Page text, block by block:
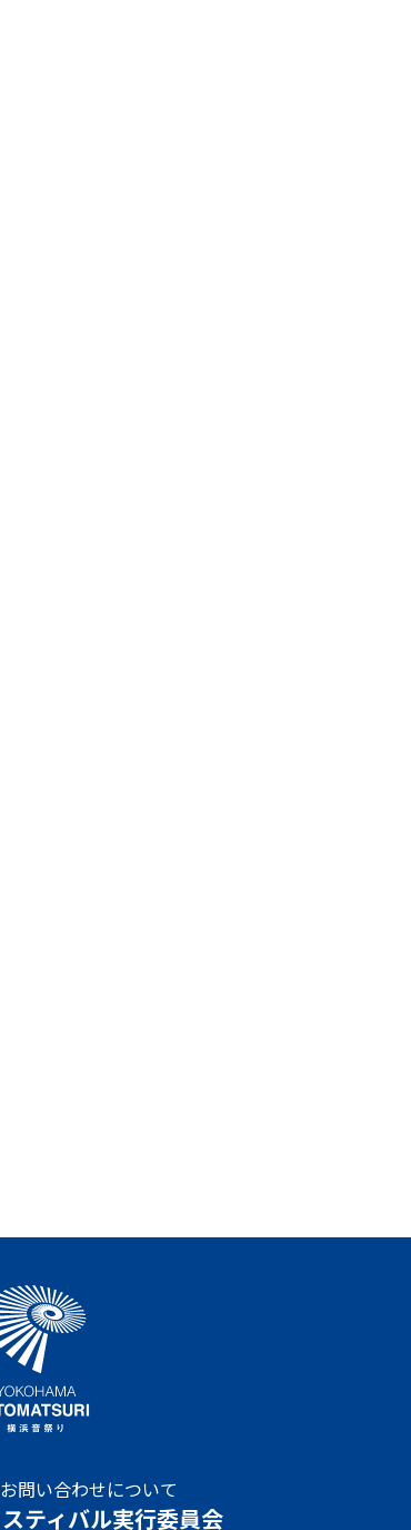
問い合わせについて
ティバル実行委員会